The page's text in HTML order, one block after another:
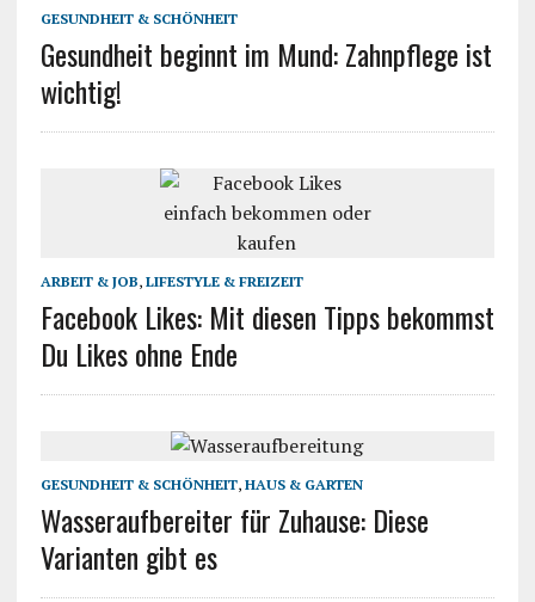
GESUNDHEIT & SCHÖNHEIT
Gesundheit beginnt im Mund: Zahnpflege ist
wichtig!
ARBEIT & JOB, LIFESTYLE & FREIZEIT
Facebook Likes: Mit diesen Tipps bekommst
Du Likes ohne Ende
GESUNDHEIT & SCHÖNHEIT, HAUS & GARTEN
Wasseraufbereiter für Zuhause: Diese
Varianten gibt es